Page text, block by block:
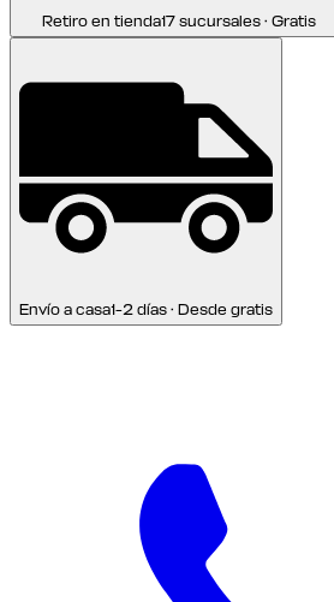
Retiro en tienda17 sucursales · Gratis
Envío a casa1-2 días · Desde gratis